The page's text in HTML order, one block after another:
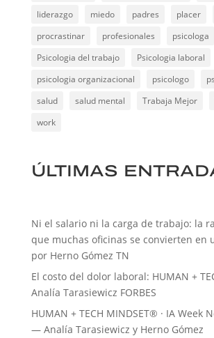
liderazgo
miedo padres placer
procrastinar
profesionales
psicologa
Psicologia del trabajo
Psicologia laboral
psicologia organizacional
psicologo
salud
salud mental Trabaja Mejor
work
ÚLTIMAS
Ni el salario ni la carga de trabajo: la
que muchas oficinas se convierten en
por Herno Gómez TN
El costo del dolor laboral: HUMAN +
Analía Tarasiewicz FORBES
HUMAN + TECH MINDSET® · IA Week
— Analía Tarasiewicz y Herno Gómez